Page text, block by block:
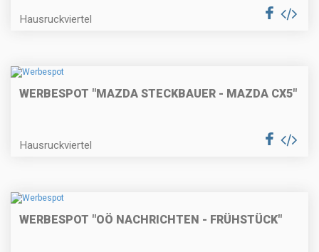
Hausruckviertel
WERBESPOT "MAZDA STECKBAUER - MAZDA CX5"
Hausruckviertel
WERBESPOT "OÖ NACHRICHTEN - FRÜHSTÜCK"